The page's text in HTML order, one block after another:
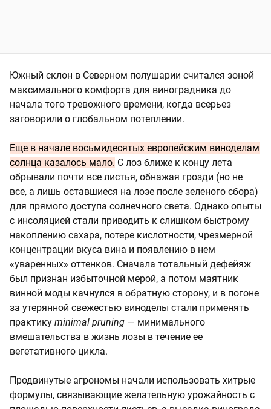
Южный склон в Северном полушарии считался зоной
максимального комфорта для виноградника до
начала того тревожного времени, когда всерьез
заговорили о глобальном потеплении.
Еще в начале восьмидесятых европейским виноделам
солнца казалось мало. С лоз ближе к концу лета
обрывали почти все листья, обнажая грозди (но не
все, а лишь оставшиеся на лозе после зеленого сбора)
для прямого доступа солнечного света. Однако опыты
с инсоляцией стали приводить к слишком быстрому
накоплению сахара, потере кислотности, чрезмерной
концентрации вкуса вина и появлению в нем
«уваренных» оттенков. Сначала тотальный дефейяж
был признан избыточной мерой, а потом маятник
винной моды качнулся в обратную сторону, и в погоне
за утерянной свежестью виноделы стали применять
практику minimal pruning — минимального
вмешательства в жизнь лозы в течение ее
вегетативного цикла.
Продвинутые агрономы начали использовать хитрые
формулы, связывающие желательную урожайность с